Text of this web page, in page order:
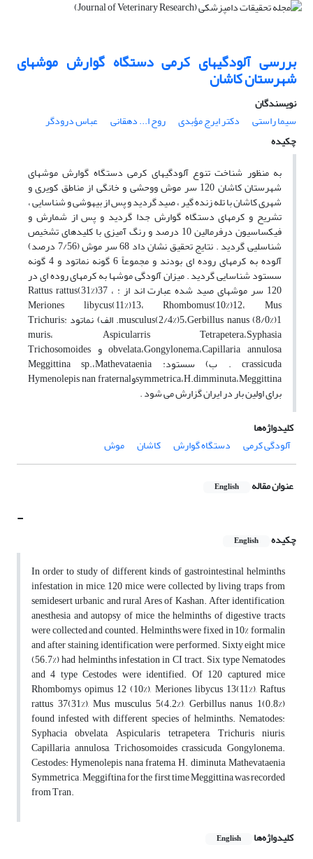
بررسی آلودگیهای کرمی دستگاه گوارش موشهای
شهرستان کاشان
نویسندگان
سیما راستی
دکتر ایرج مؤبدی روح ا... دهقانی
عباس درودگر
چکیده
به منظور شناخت تنوع آلودگیهای کرمی دستگاه گوارش موشهای
شهرستان کاشان 120 سر موش ووحشی و خانگی از مناطق کویری و
شهری کاشان با تله زنده گیر ، صید گردید و پس از بیهوشی و شناسایی ،
تشریح و کرمهای دستگاه گوارش جدا گردید و پس از شمارش و
فیکساسیون درفرمالین 10 درصد و رنگ آمیزی با کلیدهای تشخیص
شناسلیی گردید . نتایج تحقیق نشان داد 68 سر موش (7/56 درصد)
آلوده به کرمهای روده ای بودند و مجموعاً 6 گونه نماتود و 4 گونه
سستود شناسایی گردید . میزان آلودگی موشها به کرمهای روده ای در
120 سر موشهای صید شده عبارت اند از : Rattus rattus(31%)37 ،
Meriones libycus(11%)13، Rhombomus(10%)12، Mus
musculus(2/4%)5،Gerbillus nanus (8/0%)1. الف) نماتود :Trichuris
muris، Aspicularris Tetrapetera،Syphasia
obvelata،Gongylonema،Capillaria annulosa و Trichosomoides
crassicuda . ب) سستود: Meggittina sp.،Mathevataenia
symmetrica،H.dimminuta،MeggittinaوHymenolepis nan fraternal
برای اولین بار در ایران گزارش می شود .
کلیدواژه‌ها
آلودگی کرمی
دستگاه گوارش کاشان موش
عنوان مقاله English
-
چکیده English
In order to study of different kinds of gastrointestinal helminths
infestation in mice, 120 mice were collected by living traps from
semidesert urbanic and rural Ares of Kashan. After identification,
anesthesia and autopsy of mice the helminths of digestive tracts
were collected and counted. Helminths were fixed in 10% formalin
and after staining, identification were performed. Sixty eight mice
(56.7%) had helminths infestation in CI tract. Six type Nematodes
and 4 type Cestodes were identified. Of 120 captured mice
Rhombomys opimus 12 (10%), Meriones libycus 13(11%), Raftus
rattus 37(31%), Mus musculus 5(4.2%), Gerbillus nanus 1(0.8%)
found infested with different species of helminths. Nematodes:
Syphacia obvelata, Aspicularis tetrapetera, Trichuris niuris,
Capillaria annulosa, Trichosomoides crassicuda, Gongylonema.
Cestodes: Hymenolepis nana fratema, H. diminuta, Mathevataenia
Symmetrica , Meggiftina for the first time Meggittina was recorded
from Tran.
کلیدواژه‌ها English